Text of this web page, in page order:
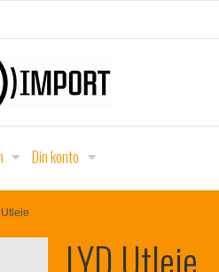
Din konto
LYD Utleie